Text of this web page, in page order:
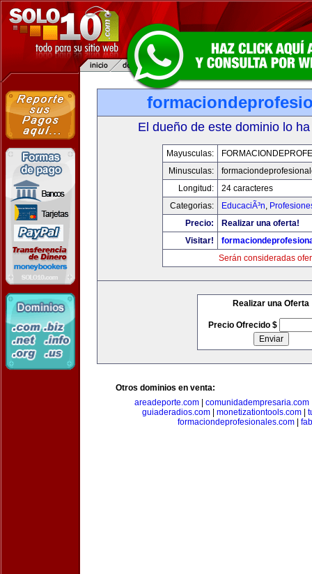
El dueño de este dominio lo
Mayusculas:
Minusculas:
Longitud:
24 caracteres
Categorias:
EducaciÃ³n,
Precio:
Realizar una oferta!
Visitar!
Serán consideradas
Realizar una Oferta
Precio Ofrecido $
Otros dominios en venta:
areadeporte.com| comunidadempresaria.com
guiaderadios.com| monetizationtools.com|
formaciondeprofesionales.com|